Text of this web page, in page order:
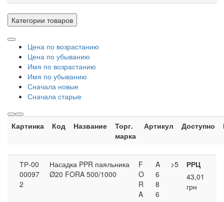
Категории товаров
Цена по возрастанию
Цена по убыванию
Имя по возрастанию
Имя по убыванию
Сначала новые
Сначала старые
Картинка Код Название
Торг.
марка
Артикул Доступно
ТР-00
00097
2
Насадка PPR паяльника
Ø20 FORA 500/1000
F
O
R
A
A
6
8
6
>5
РРЦ
43,01
грн